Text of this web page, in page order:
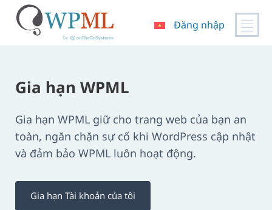
dung
Đăng nhập
Gia hạn WPML
Gia hạn WPML giữ cho trang web của bạn an
toàn, ngăn chặn sự cố khi WordPress cập nhật
và đảm bảo WPML luôn hoạt động.
Gia hạn Tài khoản của tôi